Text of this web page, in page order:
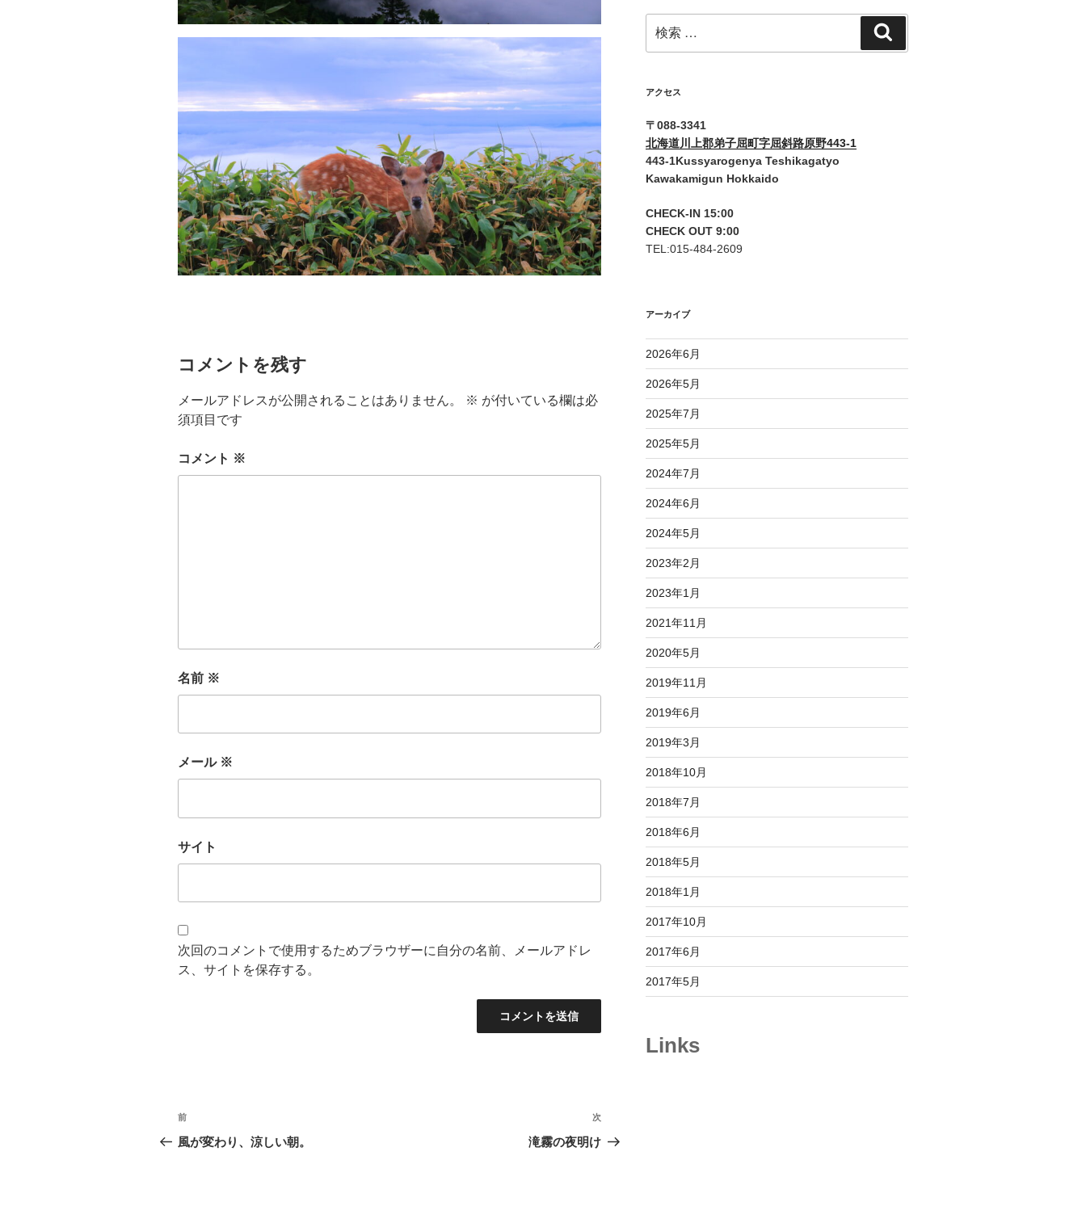
コメントを残す
メールアドレスが公開されることはありません。 ※ が付いている欄は必
須項目です
コメント ※
名前 ※
メール ※
サイト
次回のコメントで使用するためブラウザーに自分の名前、メールアドレ
ス、サイトを保存する。
投
稿
過
去
前
風が変わり、涼しい朝。
次
の
次
滝霧の夜明け
索:
索
アクセス
〒088-3341
北海道川上郡弟子屈町字屈斜路原野443-1
443-1Kussyarogenya Teshikagatyo
Kawakamigun Hokkaido
CHECK-IN 15:00
CHECK OUT 9:00
TEL:015-484-2609
アーカイブ
2026年6月
2026年5月
2025年7月
2025年5月
2024年7月
2024年6月
2024年5月
2023年2月
2023年1月
2021年11月
2020年5月
2019年11月
2019年6月
2019年3月
2018年10月
2018年7月
2018年6月
2018年5月
2018年1月
2017年10月
2017年6月
2017年5月
Links